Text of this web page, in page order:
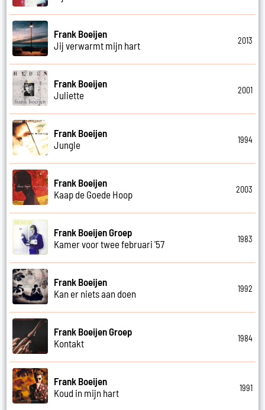
Frank Boeijen
Jij verwarmt mijn hart
2013
Frank Boeijen
Juliette
2001
Frank Boeijen
Jungle
1994
Frank Boeijen
Kaap de Goede Hoop
2003
Frank Boeijen Groep
Kamer voor twee februari '57
1983
Frank Boeijen
Kan er niets aan doen
1992
Frank Boeijen Groep
Kontakt
1984
Frank Boeijen
Koud in mijn hart
1991